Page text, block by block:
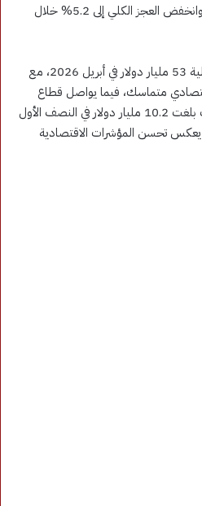
بنسبة 3.5% من الناتج المحلي، وانخفض العجز الكلي إلى 5.2% خلال
كما سجل صافي الاحتياطيات الدولية 53 مليار دولار في أبريل 2026، مع
متماسك، فيما يواصل قطاع
السياحة تحقيق أداء قوي بعائدات بلغت 10.2 مليار دولار في النصف الأول
بزيادة 22%، بما يعكس تحسن المؤشرات الاقتصادية